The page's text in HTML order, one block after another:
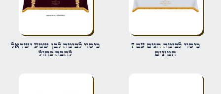
שם*
כיסוי לבימה חגים עם 7
המינים
כיסוי לבימה לבן שמע ישראל
להבה כחול